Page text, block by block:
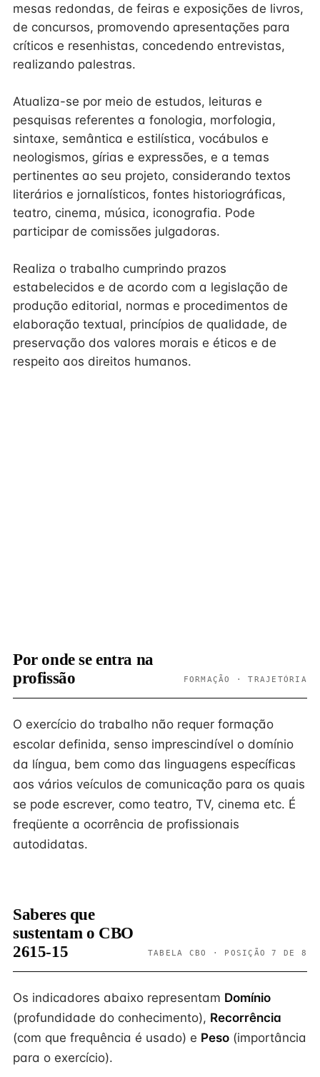
mesas redondas, de feiras e exposições de livros,
de concursos, promovendo apresentações para
críticos e resenhistas, concedendo entrevistas,
realizando palestras.
Atualiza-se por meio de estudos, leituras e
pesquisas referentes a fonologia, morfologia,
sintaxe, semântica e estilística, vocábulos e
neologismos, gírias e expressões, e a temas
pertinentes ao seu projeto, considerando textos
literários e jornalísticos, fontes historiográficas,
teatro, cinema, música, iconografia. Pode
participar de comissões julgadoras.
Realiza o trabalho cumprindo prazos
estabelecidos e de acordo com a legislação de
produção editorial, normas e procedimentos de
elaboração textual, princípios de qualidade, de
preservação dos valores morais e éticos e de
respeito aos direitos humanos.
Por onde se entra na
profissão
FORMAÇÃO · TRAJETÓRIA
O exercício do trabalho não requer formação
escolar definida, senso imprescindível o domínio
da língua, bem como das linguagens específicas
aos vários veículos de comunicação para os quais
se pode escrever, como teatro, TV, cinema etc. É
freqüente a ocorrência de profissionais
autodidatas.
Saberes que
sustentam o CBO
2615-15
TABELA CBO · POSIÇÃO 7 DE 8
Os indicadores abaixo representam Domínio
(profundidade do conhecimento), Recorrência
(com que frequência é usado) e Peso (importância
para o exercício).